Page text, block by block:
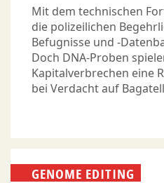
Mit dem technischen
die polizeilichen
Befugnisse und -
Doch DNA-Proben
Kapitalverbrechen eine
bei Verdacht auf
GENOME EDITING